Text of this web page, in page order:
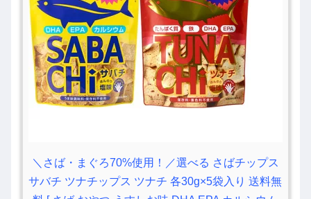
＼さば・まぐろ70%使用！／選べる さばチップス
サバチ ツナチップス ツナチ 各30g×5袋入り 送料無